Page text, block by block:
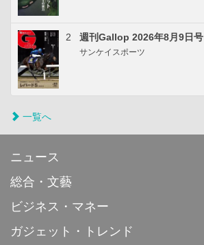
2 週刊Gallop 2026年8月9日号
サンケイスポーツ
一覧へ
ニュース
総合・文藝
ビジネス・マネー
ガジェット・トレンド